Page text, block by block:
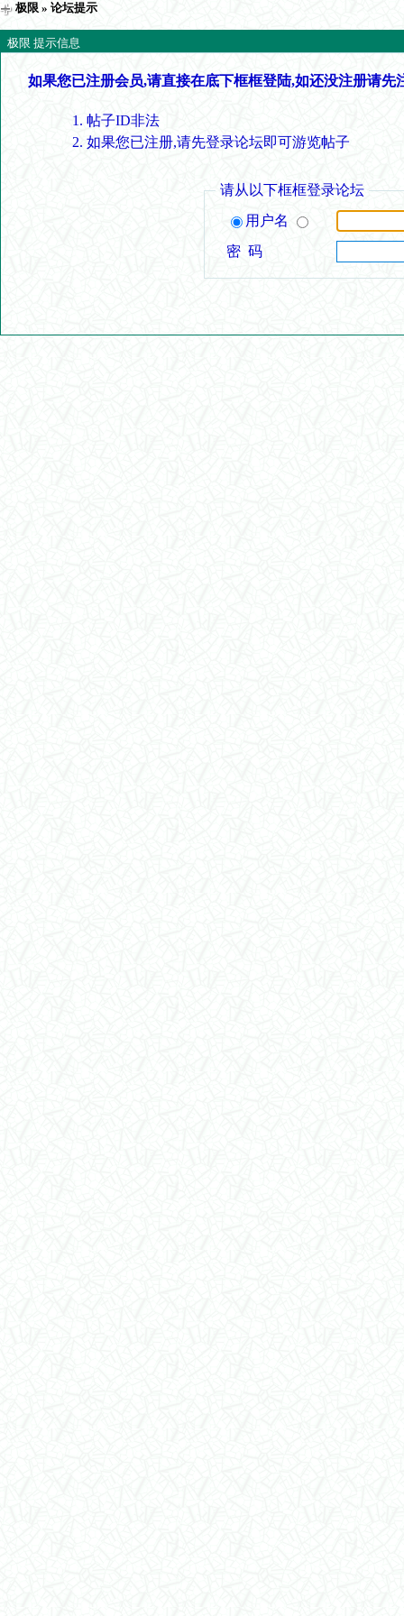
极限 » 论坛提示
极限 提示信息
如果您已注册会员,请直接在底下框框登陆,如还没注册请先
帖子ID非法
如果您已注册,请先登录论坛即可游览帖子
请从以下框框登录论坛
用户名
密 码